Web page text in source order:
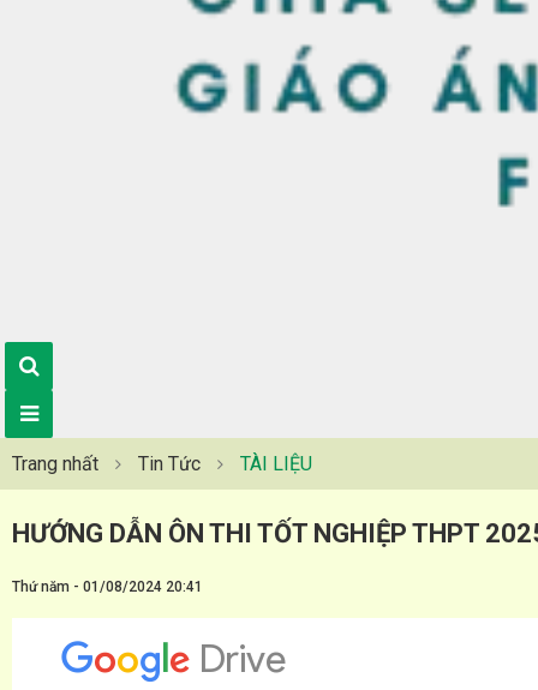
Trang nhất Tin Tức TÀI LIỆU
HƯỚNG DẪN ÔN THI TỐT NGHIỆP THPT
Thứ năm - 01/08/2024 20:41